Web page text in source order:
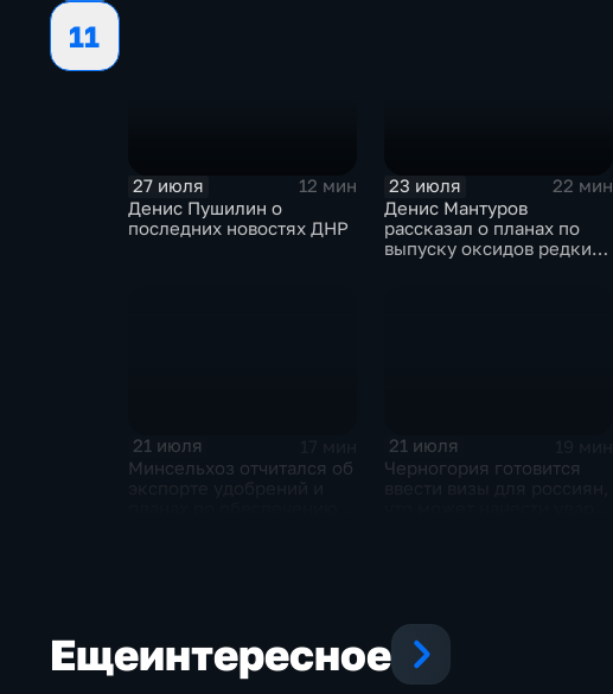
11
27 июля
12 мин
Денис Пушилин о
последних новостях ДНР
23 июля
22 мин
Денис Мантуров
рассказал о планах по
выпуску оксидов редких
21 июля
Минсельхоз отчитался об
21 июля
Черногория готовится
Ещеинтересное